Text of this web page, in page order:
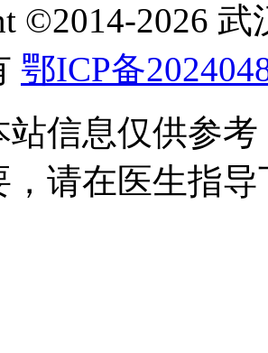
©2014-2026
鄂ICP备
站信息仅供参
，请在医生指